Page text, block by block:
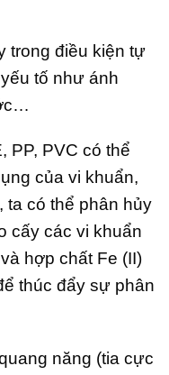
trong điều kiện tự
tố như ánh
PP, PVC có thể
của vi khuẩn,
ta có thể phân hủy
cấy các vi khuẩn
hợp chất Fe (II)
thúc đẩy sự phân
năng (tia cực